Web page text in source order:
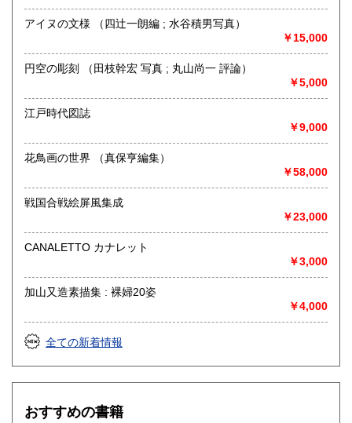
展覧会図録、写真、建築、茶道、和本、古文書、書画幅、浮
世絵
アイヌの文様 （四辻一朗編 ; 水谷積男写真）
￥15,000
円空の彫刻 （田枝幹宏 写真 ; 丸山尚一 評論）
￥5,000
江戸時代図誌
￥9,000
花鳥画の世界 （真保亨編集）
￥58,000
戦国合戦絵屏風集成
￥23,000
CANALETTO カナレット
￥3,000
加山又造素描集 : 裸婦20姿
￥4,000
全ての新着情報
おすすめの書籍